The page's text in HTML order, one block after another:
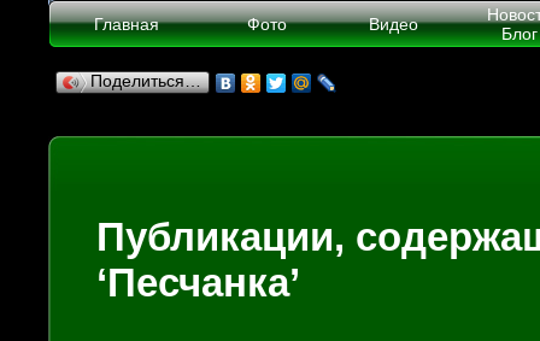
Главная Фото Видео
Блог
Поделиться…
Публикации,
‘Песчанка’